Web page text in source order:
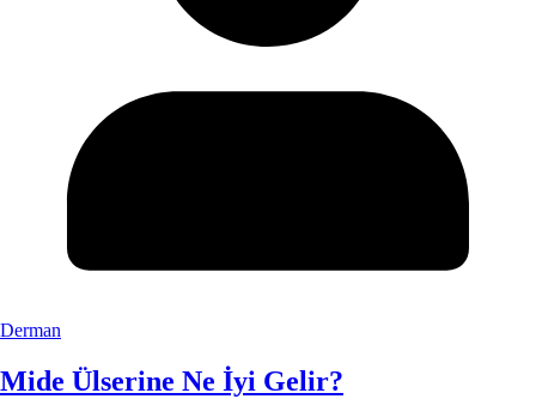
Derman
Mide Ülserine Ne İyi Gelir?